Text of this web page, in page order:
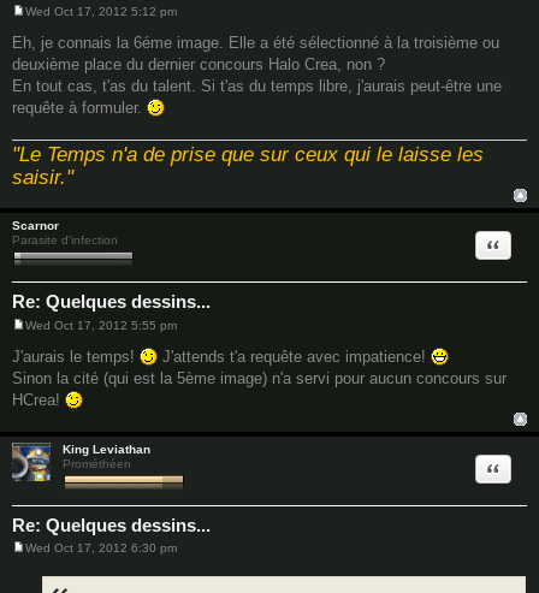
s
t
Wed Oct 17, 2012 5:12 pm
Eh, je connais la 6éme image. Elle a été sélectionné à la troisième ou
deuxième place du dernier concours Halo Crea, non ?
En tout cas, t'as du talent. Si t'as du temps libre, j'aurais peut-être une
requête à formuler.
"Le Temps n'a de prise que sur ceux qui le laisse les
saisir."
Scarnor
Parasite d'infection
Re: Quelques dessins...
Quote
s
t
Wed Oct 17, 2012 5:55 pm
J'aurais le temps!
J'attends t'a requête avec impatience!
Sinon la cité (qui est la 5ème image) n'a servi pour aucun concours sur
HCrea!
King Leviathan
Prométhéen
Re: Quelques dessins...
Quote
Wed Oct 17, 2012 6:30 pm